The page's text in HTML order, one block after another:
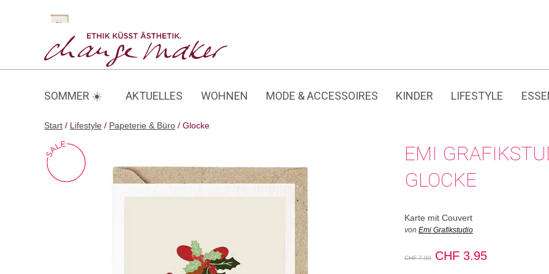
SOMMER ☀️ AKTUELLES WOHNEN MODE & ACCESSOIRES KINDER LIFESTYLE
Start / Lifestyle / Papeterie & Büro / Glocke
EMI
GLOCKE
Karte mit Couvert
von Emi Grafikstudio
CHF7.90
Ursprünglicher
CHF 3.95Aktueller